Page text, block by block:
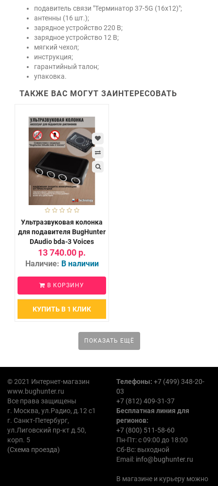
подавитель связи "Терминатор 37-5G (16х12)";
антенны (16 шт.);
зарядное устройство 220 В;
зарядное устройство 12 В;
мягкий чехол;
инструкция;
гарантийный талон;
упаковка.
ТАКЖЕ ВАС МОГУТ ЗАИНТЕРЕСОВАТЬ
Ультразвуковая колонка
для подавителя BugHunter
DAudio bda-3 Voices
13 740.00 р.
Наличие: В наличии
В КОРЗИНУ
КУПИТЬ В 1 КЛИК
ПОКАЗАТЬ ЕЩЁ
© 2021 Интернет-магазин
www.bughunter.ru
Все права защищены
г. Москва, ул.Радио, д.12 с1
г. Санкт-Петербург,
ул.Лиговский пр-кт д.50,
корп. 5
(Схема проезда)
Телефоны: +7 (499) 348-20-
03
+7 (812) 409-31-37
Бесплатная линия для
регионов:
+7 (800) 511-58-60
Пн-Пт: с 09:00 до 18:00
Сб-Вс: выходной
Email: info@bughunter.ru
В магазине и курьеру можно